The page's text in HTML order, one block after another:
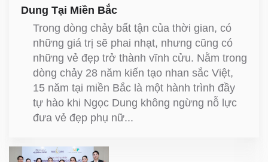
Dung Tại Miền Bắc
Trong dòng chảy bất tận của thời gian, có
những giá trị sẽ phai nhạt, nhưng cũng có
những vẻ đẹp trở thành vĩnh cửu. Nằm trong
dòng chảy 28 năm kiến tạo nhan sắc Việt,
15 năm tại miền Bắc là một hành trình đầy
tự hào khi Ngọc Dung không ngừng nỗ lực
đưa vẻ đẹp phụ nữ...